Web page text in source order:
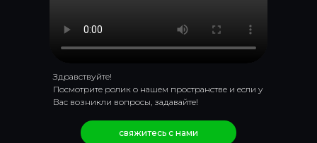
свяжитесь с нами
Здравствуйте!
Посмотрите ролик о нашем пространстве и если у
Вас возникли вопросы, задавайте!